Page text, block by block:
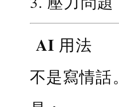
AI 用法
不是寫情話。